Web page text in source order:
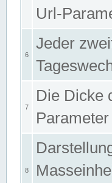
Url-
6
Jeder
7
Die Dicke
Parameter
8